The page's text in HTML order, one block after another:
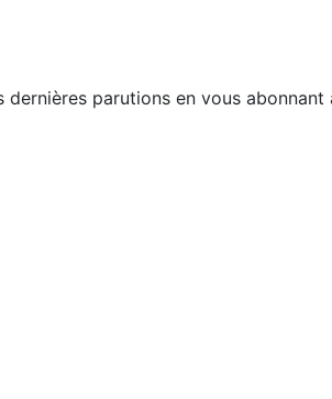
parutions en vous abonnant